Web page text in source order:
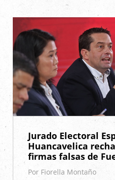
Jurado Electoral
Huancavelica
firmas falsas de
Por Fiorella Montaño